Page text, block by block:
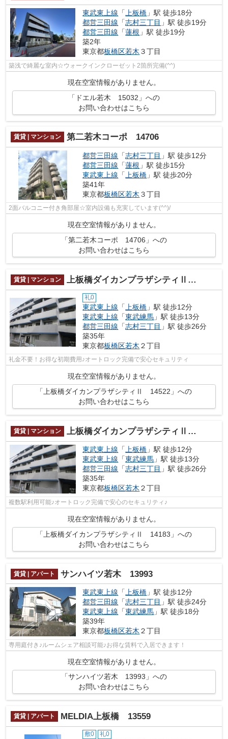
東武東上線 「 上板橋 」駅 徒歩18分
都営三田線 「志村三丁目 」駅 徒歩19分
都営三田線 「蓮根 」駅 徒歩19分
築2年
東京都板橋区若木 ３丁目
築浅で綺麗な室内☆ウォークインクローゼット2箇所完備(^^)
現在空室情報がありません。
「ドエル若木 15032」への
お問い合わせはこちら
賃貸 | マンション 第二若木コーポ 14706
都営三田線 「志村三丁目 」駅 徒歩12分
都営三田線 「蓮根 」駅 徒歩15分
東武東上線 「 上板橋 」駅 徒歩20分
築41年
東京都板橋区若木 ３丁目
2面バルコニー付き角部屋☆室内設備も充実しています(^^)/
現在空室情報がありません。
「第二若木コーポ 14706」への
お問い合わせはこちら
賃貸 | マンション 上板橋ダイカンプラザシティⅡ 14522
礼0
東武東上線 「 上板橋 」駅 徒歩12分
東武東上線 「東武練馬 」駅 徒歩13分
都営三田線 「志村三丁目 」駅 徒歩26分
築35年
東京都板橋区若木 ２丁目
礼金不要！お得な初期費用♪オートロック完備で安心セキュリティ
現在空室情報がありません。
「上板橋ダイカンプラザシティⅡ 14522」への
お問い合わせはこちら
賃貸 | マンション 上板橋ダイカンプラザシティⅡ 14183
東武東上線 「上板橋 」駅 徒歩12分
東武東上線 「東武練馬 」駅 徒歩13分
都営三田線 「志村三丁目 」駅 徒歩26分
築35年
東京都板橋区若木 ２丁目
複数駅利用可能♪オートロック完備で安心のセキュリティ♪
現在空室情報がありません。
「上板橋ダイカンプラザシティⅡ 14183」への
お問い合わせはこちら
賃貸 | アパート サンハイツ若木 13993
東武東上線 「 上板橋 」駅 徒歩12分
都営三田線 「志村三丁目 」駅 徒歩24分
東武東上線 「東武練馬 」駅 徒歩18分
築39年
東京都板橋区若木 ２丁目
専用庭付き♪ルームシェア相談可能♪お得な賃料で入居できます！
現在空室情報がありません。
「サンハイツ若木 13993」への
お問い合わせはこちら
賃貸 | アパート MELDIA上板橋 13559
敷0 礼0